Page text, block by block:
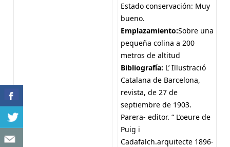
Estado conservación: Muy
bueno.
Emplazamiento:Sobre una
pequeña colina a 200
metros de altitud
Bibliografía: L’ Illustració
Catalana de Barcelona,
revista, de 27 de
septiembre de 1903.
Parera- editor. “ L’oeure de
Puig i
Cadafalch.arquitecte 1896-